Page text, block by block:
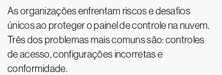
As organizações enfrentam riscos e desafios
únicos ao proteger o painel de controle na nuvem.
Três dos problemas mais comuns são: controles
de acesso, configurações incorretas e
conformidade.